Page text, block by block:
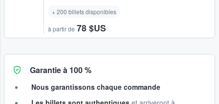
+ 200 billets disponibles
à partir de 78 $US
Garantie à 100 %
Nous garantissons chaque commande